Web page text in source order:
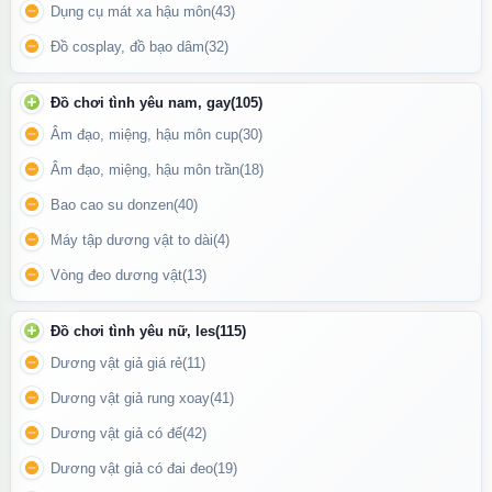
Quần dây đeo gắn dương vật giả có thiết kế co giãn thích hợp
mọi kích cỡ
Dụng cụ mát xa hậu môn(43)
Đồ cosplay, đồ bạo dâm(32)
Đồ chơi tình yêu nam, gay(105)
Âm đạo, miệng, hậu môn cup(30)
Âm đạo, miệng, hậu môn trần(18)
Bao cao su donzen(40)
Máy tập dương vật to dài(4)
Vòng đeo dương vật(13)
Đồ chơi tình yêu nữ, les(115)
Dương vật giả giá rẻ(11)
Dương vật giả rung xoay(41)
Dương vật giả có đế(42)
Dương vật giả có đai đeo(19)